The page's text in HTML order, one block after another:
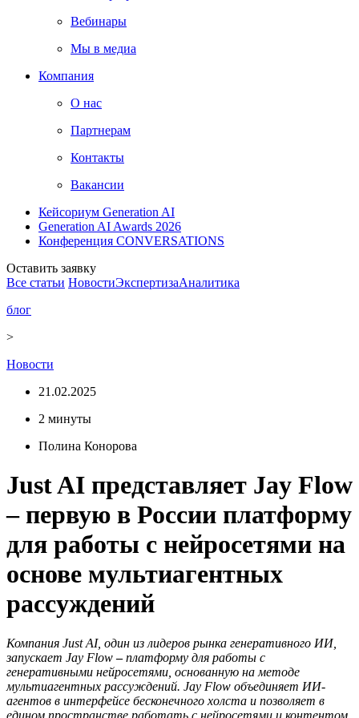
Вебинары
Мы в медиа
Компания
О нас
Партнерам
Контакты
Вакансии
Кейсориум Generation AI
Generation AI Awards 2026
Конференция CONVERSATIONS
Оставить заявку
Все статьи НовостиЭкспертизаАналитика
блог
>
Новости
21.02.2025
2 минуты
Полина Конорова
Just AI представляет Jay Flow
– первую в России платформу
для работы с нейросетями на
основе мультиагентных
рассуждений
Компания Just AI, один из лидеров рынка генеративного ИИ,
запускает Jay Flow–платформу для работы с
генеративными нейросетями, основанную на методе
мультиагентных рассуждений. Jay Flow объединяет ИИ-
агентов в интерфейсе бесконечного холста и позволяет в
едином пространстве работать с нейросетями и контентом